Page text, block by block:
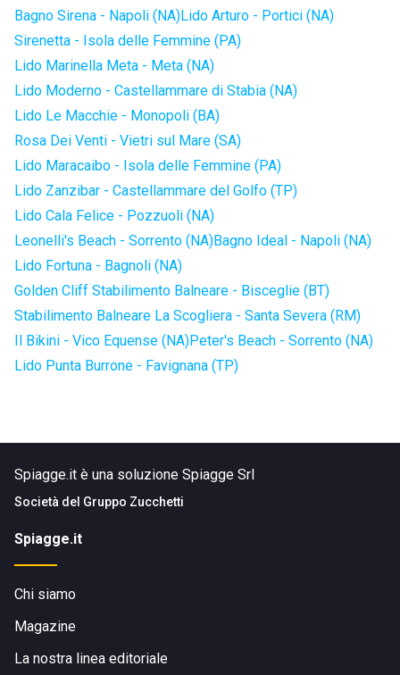
Bagno Sirena - Napoli (NA)Lido Arturo - Portici (NA)
Sirenetta - Isola delle Femmine (PA)
Lido Marinella Meta - Meta (NA)
Lido Moderno - Castellammare di Stabia (NA)
Lido Le Macchie - Monopoli (BA)
Rosa Dei Venti - Vietri sul Mare (SA)
Lido Maracaibo - Isola delle Femmine (PA)
Lido Zanzibar - Castellammare del Golfo (TP)
Lido Cala Felice - Pozzuoli (NA)
Leonelli's Beach - Sorrento (NA)Bagno Ideal - Napoli (NA)
Lido Fortuna - Bagnoli (NA)
Golden Cliff Stabilimento Balneare - Bisceglie (BT)
Stabilimento Balneare La Scogliera - Santa Severa (RM)
Il Bikini - Vico Equense (NA)Peter's Beach - Sorrento (NA)
Lido Punta Burrone - Favignana (TP)
Spiagge.it è una soluzione Spiagge Srl
Società del Gruppo Zucchetti
Spiagge.it
Chi siamo
Magazine
La nostra linea editoriale